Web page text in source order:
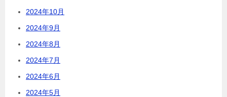
2024年10月
2024年9月
2024年8月
2024年7月
2024年6月
2024年5月